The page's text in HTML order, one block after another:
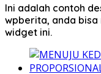
Ini adalah contoh
wpberita, anda
widget ini.